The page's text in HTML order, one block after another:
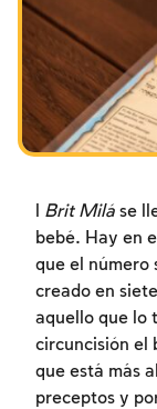
Los ayunos por
Janucá
Purim
Los ayunos por
Janucá
Purim
Brit Milá se
bebé. Hay en
que el número
creado en
aquello que lo
circuncisión el
que está más
preceptos y
Los ayunos por
Janucá
Purim